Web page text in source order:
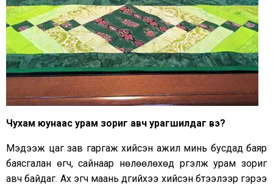
Чухам юунаас урам зориг авч урагшилдаг вэ?
Мэдээж цаг зав гаргаж хийсэн ажил минь бусдад баяр
баясгалан өгч, сайнаар нөлөөлөхөд үргэлж урам зориг
авч байдаг. Ах эгч маань дүүгийхээ хийсэн бүтээлээр гэрээ